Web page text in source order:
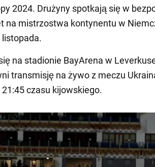
2024. Drużyny spotkają się w
na mistrzostwa kontynentu w
listopada.
na stadionie BayArena w
transmisję na żywo z meczu
czasu kijowskiego.